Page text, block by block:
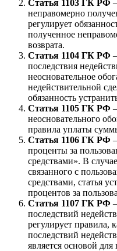
Статья 1103 ГК РФ
неправомерно
регулирует
полученное
возврата.
Статья 1104 ГК РФ
последствия
неосновательное
недействительной
обязанность
Статья 1105 ГК РФ
неосновательного
правила уплаты
Статья 1106 ГК РФ
проценты за
средствами». В
связанного с
средствами, статья
процентов за
Статья 1107 ГК РФ
последствий
регулирует правила,
последствий
является основой